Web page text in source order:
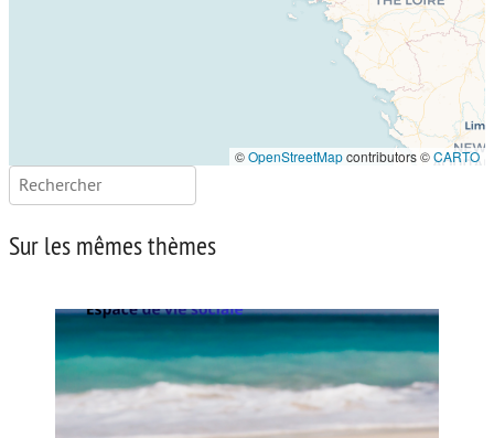
©OpenStreetMapcontributors ©CARTO
Rechercher :
Sur les mêmes thèmes